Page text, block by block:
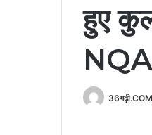
हुए
36गढ़ी.COM